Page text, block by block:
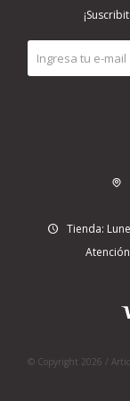
Tienda:
© Copyright 2026 /